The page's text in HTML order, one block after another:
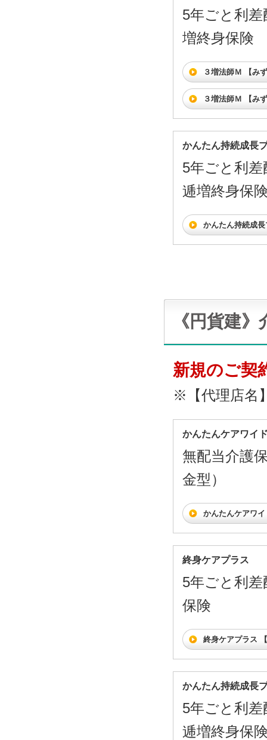
5年ごと利
増終身保険
３増法師Ｍ 【み
３増法師Ｍ 【み
かんたん持続成長
5年ごと利
逓増終身保
かんたん持続成
《円貨建
新規のご契
※【代理店名
かんたんケアワイ
無配当介護
金型）
かんたんケアワ
終身ケアプラス
5年ごと利
保険
終身ケアプラス
かんたん持続成長
5年ごと利
逓増終身保